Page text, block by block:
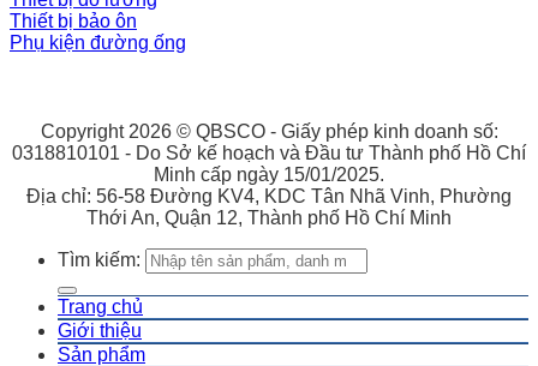
Thiết bị bảo ôn
Phụ kiện đường ống
Copyright 2026 © QBSCO - Giấy phép kinh doanh số:
0318810101 - Do Sở kế hoạch và Đầu tư Thành phố Hồ Chí
Minh cấp ngày 15/01/2025.
Địa chỉ: 56-58 Đường KV4, KDC Tân Nhã Vinh, Phường
Thới An, Quận 12, Thành phố Hồ Chí Minh
Tìm kiếm:
Trang chủ
Giới thiệu
Sản phẩm